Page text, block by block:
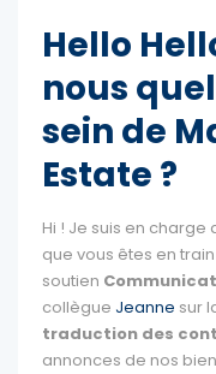
Hello
nous
sein de
Estate ?
Hi ! Je suis en
que vous êtes en
soutien
collègue Jeanne sur
traduction des
annonces de nos